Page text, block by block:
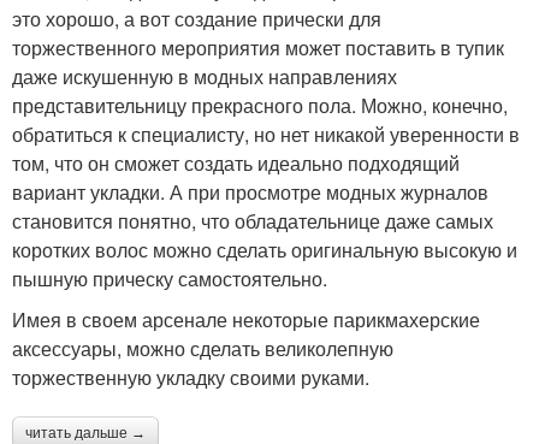
это хорошо, а вот создание прически для
торжественного мероприятия может поставить в тупик
даже искушенную в модных направлениях
представительницу прекрасного пола. Можно, конечно,
обратиться к специалисту, но нет никакой уверенности в
том, что он сможет создать идеально подходящий
вариант укладки. А при просмотре модных журналов
становится понятно, что обладательнице даже самых
коротких волос можно сделать оригинальную высокую и
пышную прическу самостоятельно.
Имея в своем арсенале некоторые парикмахерские
аксессуары, можно сделать великолепную
торжественную укладку своими руками.
читать дальше →